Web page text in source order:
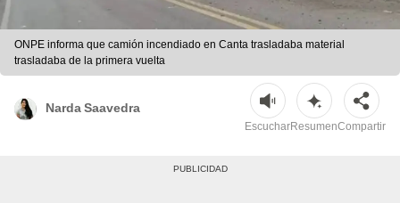
ONPE informa que camión incendiado en Canta trasladaba material
trasladaba de la primera vuelta
Narda Saavedra
EscucharResumenCompartir